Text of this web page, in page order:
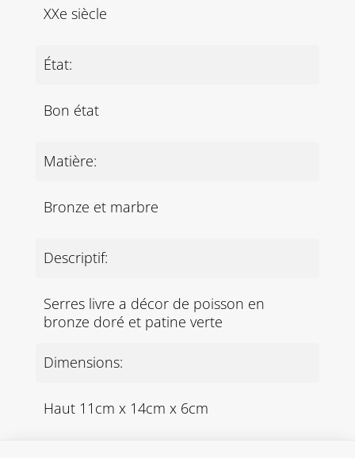
XXe siècle
État:
Bon état
Matière:
Bronze et marbre
Descriptif:
Serres livre a décor de poisson en
bronze doré et patine verte
Dimensions:
Haut 11cm x 14cm x 6cm